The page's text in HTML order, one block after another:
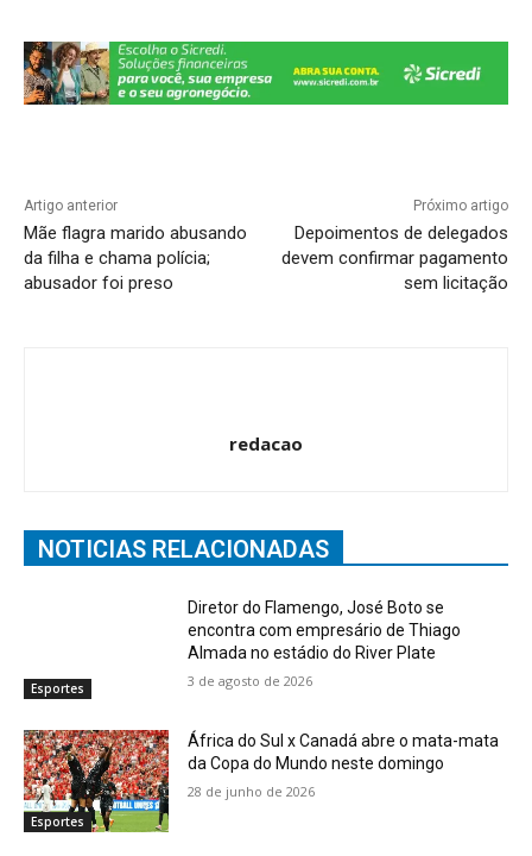
k
Artigo anterior
Mãe flagra marido abusando
da filha e chama polícia;
abusador foi preso
Próximo artigo
Depoimentos de delegados
devem confirmar pagamento
sem licitação
redacao
NOTICIAS RELACIONADAS
Esportes
Diretor do Flamengo, José Boto se
encontra com empresário de Thiago
Almada no estádio do River Plate
3 de agosto de 2026
Esportes
África do Sul x Canadá abre o mata-mata
da Copa do Mundo neste domingo
28 de junho de 2026